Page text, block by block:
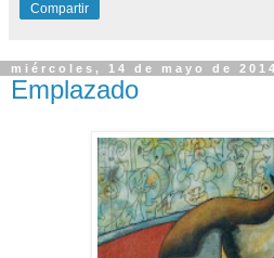
Compartir
miércoles, 14 de mayo de 2014
Emplazado